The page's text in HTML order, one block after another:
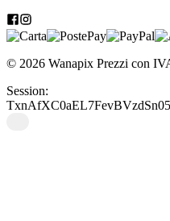
© 2026 Wanapix Prezzi con
Session: